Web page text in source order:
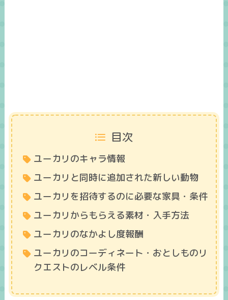
目次
ユーカリのキャラ情報
ユーカリと同時に追加された新しい動物
ユーカリを招待するのに必要な家具・条件
ユーカリからもらえる素材・入手方法
ユーカリのなかよし度報酬
ユーカリのコーディネート・おとしものリ
クエストのレベル条件